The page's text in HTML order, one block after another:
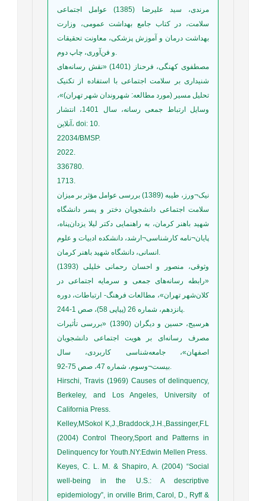
مرندی، سید علیرضا (1385) عوامل اجتماعی
سلامت، در کتاب جامع بهداشت عمومی، وزارت
بهداشت درمان و آموزش پزشکی، معاونت تحقیقات
و فن‌آوری، چاپ دوم.
مصطفوی کهنگی، فرحناز (1401) «نقش رسانه‌های
شنیداری بر سلامت اجتماعی با استفاده از تکنیک
تحلیل مسیر (مورد مطالعه: شهروندان شهر تهران)»،
وسایل ارتباط جمعی رسانه، سال 1401، انتشار
آنلاین، doi: 10.
22034/BMSP.
2022.
336780.
1713.
نیک¬ورز، طیبه (1389) بررسی عوامل مؤثر بر میزان
سلامت اجتماعی دانشجویان دختر و پسر دانشگاه
شهید باهنر کرمان، به راهنمایی دکتر لیلا یزدان‌پناه،
پایان¬نامه کارشناسی¬ارشد، دانشکده ادبیات و علوم
انسانی، دانشگاه شهید باهنر کرمان.
وثوقی، منصور و احسان رحمانی خلیلی (1393)
«رابطه رسانه‌های جمعی و سرمایه اجتماعی در
کلان‌شهر تهران»، مطالعات فرهنگ- ارتباطات، دوره
پانزدهم، شماره 26 (پیاپی 58)، صص 1-244.
هرسیج، حسین و دیگران (1390) «بررسی تأثیرات
مصرف رسانه‌ای بر هویت اجتماعی دانشجویان
اصفهان»، جامعه‌شناسی کاربردی، سال
بیست¬وسوم، شماره 47، صص 75-92.
Hirschi, Travis (1969) Causes of delinquency,
Berkeley, and Los Angeles, University of
California Press.
Kelley,MSokol K,J.,Braddock,J.H.,Bassinger,F.L
(2004) Control Theory,Sport and Patterns in
Delinquency for Youth.NY:Edwin Mellen Press.
Keyes, C. L. M. & Shapiro, A. (2004) “Social
well-being in the U.S.: A descriptive
epidemiology”, in orville Brim, Carol, D., Ryff &